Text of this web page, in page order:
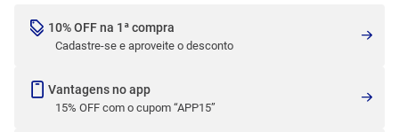
10% OFF na 1ª compra
Cadastre-se e aproveite o desconto
Vantagens no app
15% OFF com o cupom “APP15”